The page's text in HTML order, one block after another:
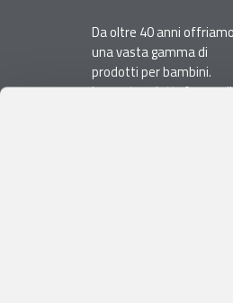
Da oltre 40 anni offriamo
una vasta gamma di
prodotti per bambini.
La nostra piattaforma di
ricerca di giocattoli,
per l'infanzia,
soddisfare le esigenze